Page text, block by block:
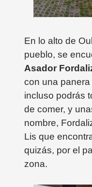
En lo alto de
pueblo, se
Asador
con una
incluso podrás
de comer, y
nombre,
Lis que
quizás, por el
zona.